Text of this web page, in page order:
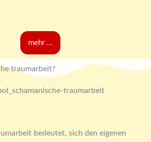
mehr ...
traumarbeit?
bedeutet, sich den eigenen